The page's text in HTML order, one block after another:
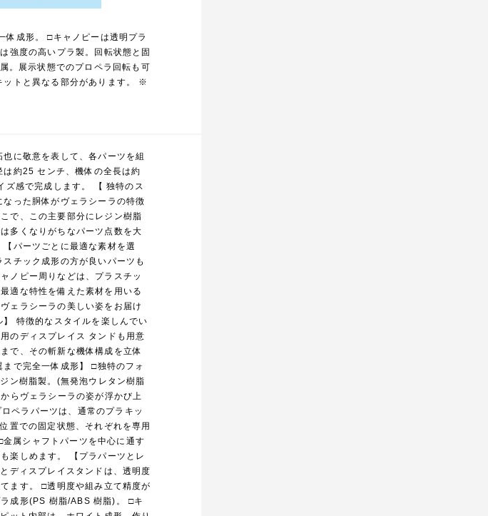
体成形。 □キャノピーは透明プラ
強度の高いプラ製。回転状態と固
。展示状態でのプロペラ回転も可
トと異なる部分があります。 ※
に敬意を表して、各パーツを組
約25 センチ、機体の全長は約
ズ感で完成します。 【 独特のス
った胴体がヴェラシーラの特徴
で、この主要部分にレジン樹脂
多くなりがちなパーツ点数を大
パーツごとに最適な素材を選
チック成形の方が良いパーツも
ノピー周りなどは、プラスチッ
適な特性を備えた素材を用いる
ェラシーラの美しい姿をお届け
特徴的なスタイルを楽しんでい
のディスプレイス タンドも用意
で、その斬新な機体構成を立体
で完全一体成形】 □独特のフォ
ン樹脂製。(無発泡ウレタン樹脂
らヴェラシーラの姿が浮かび上
ペラパーツは、通常のプラキッ
置での固定状態、それぞれを専用
属シャフトパーツを中心に通す
楽しめます。 【プラパーツとレ
ディスプレイスタンドは、透明度
ます。 □透明度や組み立て精度が
成形(PS 樹脂/ABS 樹脂)。 □キ